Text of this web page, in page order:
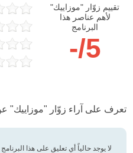
تقييم زوّار "موزاييك"
لأهم عناصر هذا
البرنامج
-/5
تعرف على آراء زوّار "موزاييك"
لا يوجد حالياً أي تعليق على هذا البرنامج